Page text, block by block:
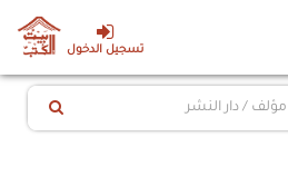
تسجيل الدخول